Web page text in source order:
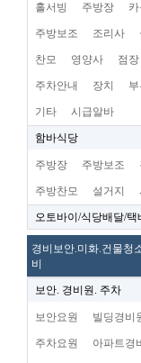
홀서빙 주방장
주방보조 조리사
찬모 영양사 점장
주차안내 장치
기타 시급알바
함바식당
주방장 주방보조
주방찬모 설거지
오토바이/식당배달/택
경비보안.미화.건물청
비
보안. 경비원. 주차
보안요원 빌딩경비
주차요원 아파트경비